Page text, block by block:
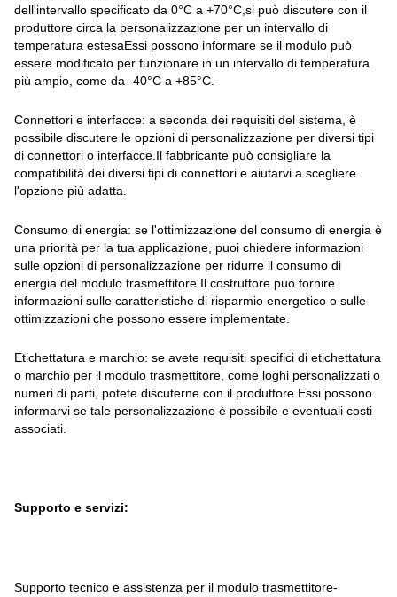
dell'intervallo specificato da 0°C a +70°C,si può discutere con il
produttore circa la personalizzazione per un intervallo di
temperatura estesaEssi possono informare se il modulo può
essere modificato per funzionare in un intervallo di temperatura
più ampio, come da -40°C a +85°C.
Connettori e interfacce: a seconda dei requisiti del sistema, è
possibile discutere le opzioni di personalizzazione per diversi tipi
di connettori o interfacce.Il fabbricante può consigliare la
compatibilità dei diversi tipi di connettori e aiutarvi a scegliere
l'opzione più adatta.
Consumo di energia: se l'ottimizzazione del consumo di energia è
una priorità per la tua applicazione, puoi chiedere informazioni
sulle opzioni di personalizzazione per ridurre il consumo di
energia del modulo trasmettitore.Il costruttore può fornire
informazioni sulle caratteristiche di risparmio energetico o sulle
ottimizzazioni che possono essere implementate.
Etichettatura e marchio: se avete requisiti specifici di etichettatura
o marchio per il modulo trasmettitore, come loghi personalizzati o
numeri di parti, potete discuterne con il produttore.Essi possono
informarvi se tale personalizzazione è possibile e eventuali costi
associati.
Supporto e servizi:
Supporto tecnico e assistenza per il modulo trasmettitore-